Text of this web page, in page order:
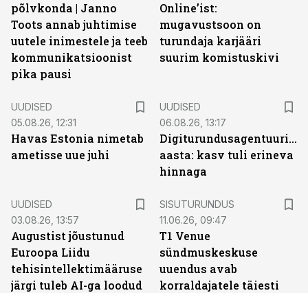
põlvkonda | Janno
Toots annab juhtimise
uutele inimestele ja teeb
kommunikatsioonist
pika pausi
Online’ist:
mugavustsoon on
turundaja karjääri
suurim komistuskivi
UUDISED
05.08.26, 12:31
Havas Estonia nimetab
ametisse uue juhi
UUDISED
06.08.26, 13:17
Digiturundusagentuuride
aasta: kasv tuli erineva
hinnaga
UUDISED
03.08.26, 13:57
Augustist jõustunud
Euroopa Liidu
tehisintellektimääruse
järgi tuleb AI-ga loodud
SISUTURUNDUS
11.06.26, 09:47
T1 Venue
sündmuskeskuse
uuendus avab
korraldajatele täiesti